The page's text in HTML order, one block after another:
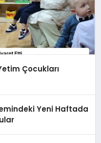
Çocukları
Yeni Haftada